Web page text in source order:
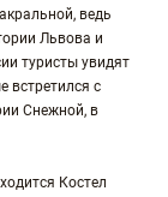
ведь
Львова и
туристы увидят
встретился с
Снежной, в
Костел